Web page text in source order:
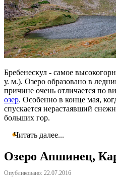
Бребенескул - самое
у. м.). Озеро образовано в
причине очень отличается по
озер. Особенно в конце мая,
спускается нерастаявший
больших гор.
Читать далее...
Озеро Апшинец,
Опубликовано: 22.07.2016